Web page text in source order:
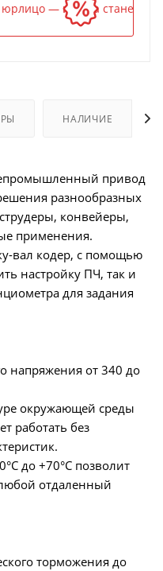
юрлицо — и цена станет
НАЛИЧИЕ
привод
разнообразных
конвейеры,
применения.
вал кодер, с помощью
настройку ПЧ, так и
для задания
напряжения от 340 до
окружающей среды
работать без
до +70°C позволит
отдаленный
торможения до